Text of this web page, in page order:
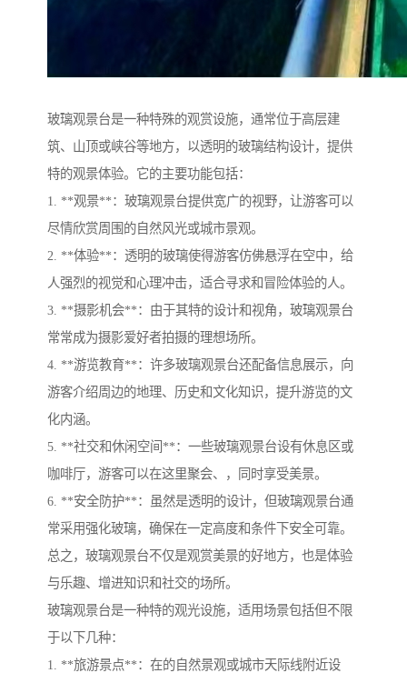
玻璃观景台是一种特殊的观赏设施，通常位于高层建
筑、山顶或峡谷等地方，以透明的玻璃结构设计，提供
特的观景体验。它的主要功能包括：
1. **观景**：玻璃观景台提供宽广的视野，让游客可以
尽情欣赏周围的自然风光或城市景观。
2. **体验**：透明的玻璃使得游客仿佛悬浮在空中，给
人强烈的视觉和心理冲击，适合寻求和冒险体验的人。
3. **摄影机会**：由于其特的设计和视角，玻璃观景台
常常成为摄影爱好者拍摄的理想场所。
4. **游览教育**：许多玻璃观景台还配备信息展示，向
游客介绍周边的地理、历史和文化知识，提升游览的文
化内涵。
5. **社交和休闲空间**：一些玻璃观景台设有休息区或
咖啡厅，游客可以在这里聚会、，同时享受美景。
6. **安全防护**：虽然是透明的设计，但玻璃观景台通
常采用强化玻璃，确保在一定高度和条件下安全可靠。
总之，玻璃观景台不仅是观赏美景的好地方，也是体验
与乐趣、增进知识和社交的场所。
玻璃观景台是一种特的观光设施，适用场景包括但不限
于以下几种：
1. **旅游景点**：在的自然景观或城市天际线附近设